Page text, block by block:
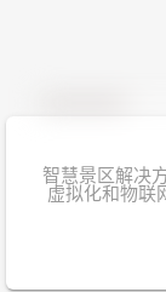
智慧景区解决
虚拟化和物联